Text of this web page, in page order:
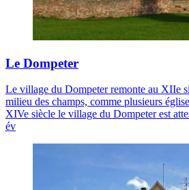
Le Dompeter
Le village du Dompeter remonte au XIIe
milieu des champs, comme plusieurs
XIVe siècle le village du Dompeter est
év